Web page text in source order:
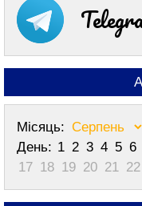
Місяць:
День: 1 2 3 4 5 6
17 18 19 20 21 22